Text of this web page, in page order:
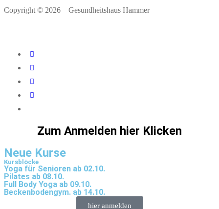
Copyright © 2026 – Gesundheitshaus Hammer
Zum Anmelden hier Klicken
Neue Kurse
Kursblöcke
Yoga für Senioren ab 02.10.
Pilates ab 08.10.
Full Body Yoga ab 09.10.
Beckenbodengym. ab 14.10.
hier anmelden